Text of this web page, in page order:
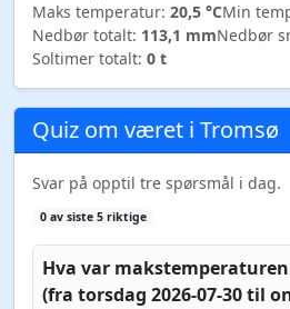
Maks temperatur: 20,5 °CMin
Nedbør totalt: 113,1 mmNedbør
Soltimer totalt: 0 t
Quiz om været i Tromsø
Svar på opptil tre spørsmål i dag.
0 av siste 5 riktige
Hva var
(fra torsdag 2026-07-30 til